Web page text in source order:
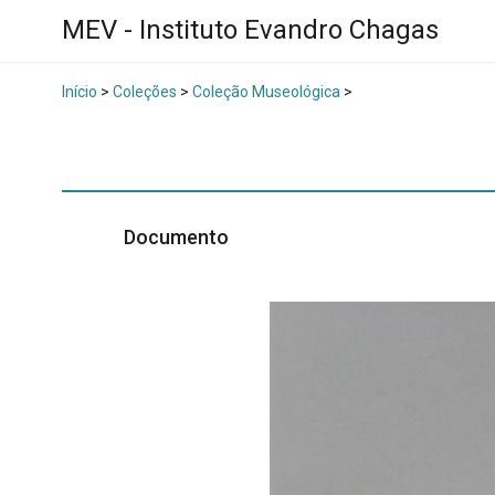
MEV - Instituto Evandro Chagas
Início > Coleções > Coleção Museológica >
Documento